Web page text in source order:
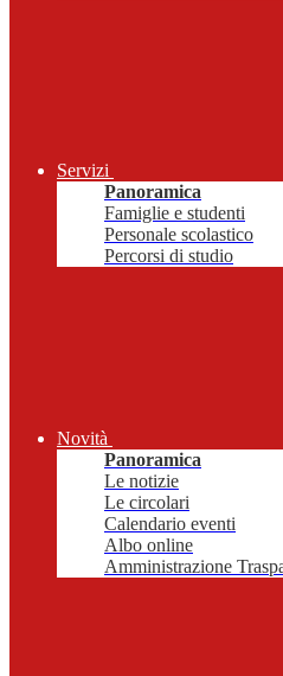
Servizi
Panoramica
Famiglie e studenti
Personale scolastico
Percorsi di studio
Novità
Panoramica
Le notizie
Le circolari
Calendario eventi
Albo online
Amministrazione